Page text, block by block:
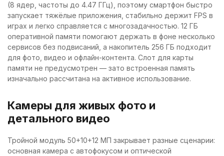
(8 ядер, частоты до 4.47 ГГц), поэтому смартфон быстро
запускает тяжёлые приложения, стабильно держит FPS в
играх и легко справляется с многозадачностью. 12 ГБ
оперативной памяти помогают держать в фоне несколько
сервисов без подвисаний, а накопитель 256 ГБ подходит
для фото, видео и офлайн-контента. Слот для карты
памяти не предусмотрен — зато встроенная память
изначально рассчитана на активное использование.
Камеры для живых фото и
детального видео
Тройной модуль 50+10+12 МП закрывает разные сценарии:
основная камера с автофокусом и оптической